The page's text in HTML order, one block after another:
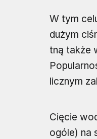
W tym
dużym
tną także
licznym
Cięcie
ogóle) na